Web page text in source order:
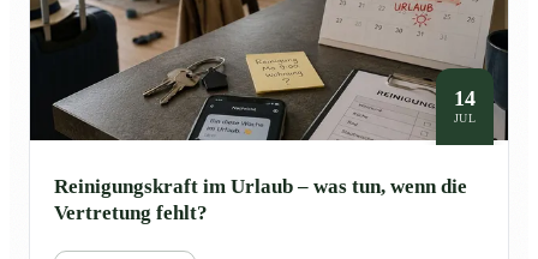
14
JUL
Reinigungskraft im Urlaub – was tun, wenn die
Vertretung fehlt?